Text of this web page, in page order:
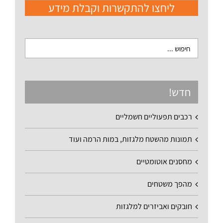
ליחצו להתקשרות וקבלת מידע
חדש!
רכבים תפעוליים חשמליים
תמונות מהשטח מלגזות, במות הרמה ועוד
מחסנים אוטומטיים
מהפך משטחים
חובקים ואביזרים למלגזות